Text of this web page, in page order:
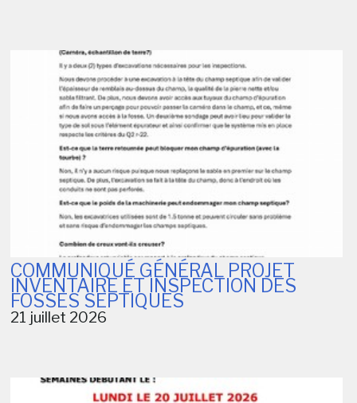
COMMUNIQUÉ GÉNÉRAL PROJET
INVENTAIRE ET INSPECTION DES
FOSSES SEPTIQUES
21 juillet 2026